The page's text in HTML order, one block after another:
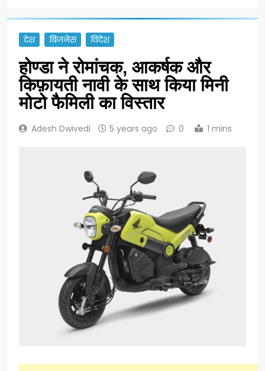
देश बिज़नेस विदेश
होण्डा ने रोमांचक, आकर्षक और
किफ़ायती नावी के साथ किया मिनी
मोटो फैमिली का विस्तार
Adesh Dwivedi 5 years ago 0 1 mins